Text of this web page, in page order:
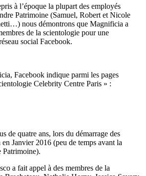
à l’époque la plupart des employés
Patrimoine (Samuel, Robert et Nicole
nous démontrons que Magnificia a
de la scientologie pour une
social Facebook.
Facebook indique parmi les pages
Celebrity Centre Paris » :
de quatre ans, lors du démarrage des
Janvier 2016 (peu de temps avant la
Patrimoine).
a fait appel à des membres de la